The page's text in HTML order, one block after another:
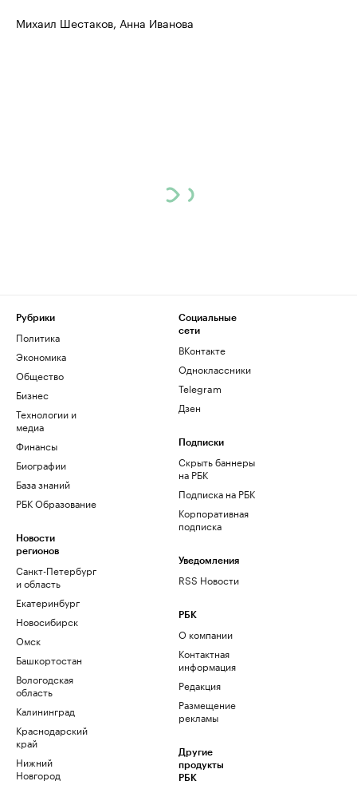
Михаил Шестаков, Анна Иванова
Рубрики
Политика
Экономика
Общество
Бизнес
Технологии и
медиа
Финансы
Биографии
База знаний
РБК Образование
Новости
регионов
Санкт-Петербург
и область
Екатеринбург
Новосибирск
Омск
Башкортостан
Вологодская
область
Калининград
Краснодарский
край
Нижний
Новгород
Социальные
сети
ВКонтакте
Одноклассники
Telegram
Дзен
Подписки
Скрыть баннеры
на РБК
Подписка на РБК
Корпоративная
подписка
Уведомления
RSS Новости
РБК
О компании
Контактная
информация
Редакция
Размещение
рекламы
Другие
продукты
РБК